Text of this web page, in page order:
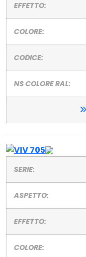
EFFETTO:
COLORE:
CODICE:
NS COLORE RAL:
SERIE:
ASPETTO:
EFFETTO:
COLORE: